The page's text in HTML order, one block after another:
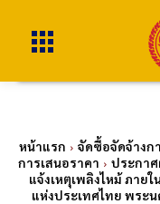
หน้าแรก จัดซื้อจัดจ้างก
การเสนอราคา
ประกา
แจ้งเหตุเพลิงไหม้ ภาย
แห่งประเทศไทย พระ